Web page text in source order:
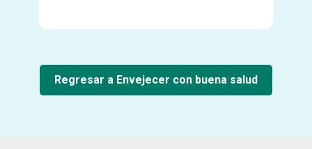
Regresar a Envejecer con buena salud